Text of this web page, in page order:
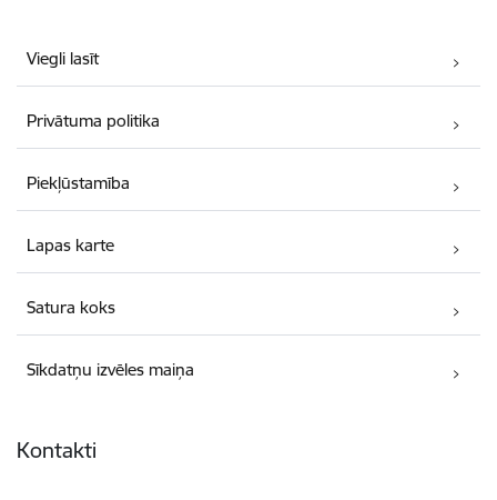
Viegli lasīt
Privātuma politika
Piekļūstamība
Lapas karte
Satura koks
Sīkdatņu izvēles maiņa
Kontakti